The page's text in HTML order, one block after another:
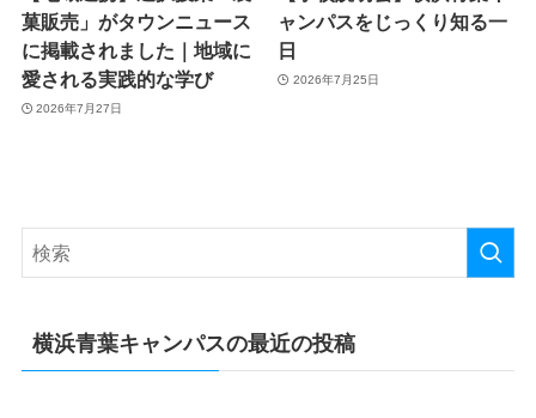
菓販売」がタウンニュース
に掲載されました｜地域に
愛される実践的な学び
2026年7月27日
ャンパスをじっくり知る一
日
2026年7月25日
横浜青葉キャンパスの最近の投稿